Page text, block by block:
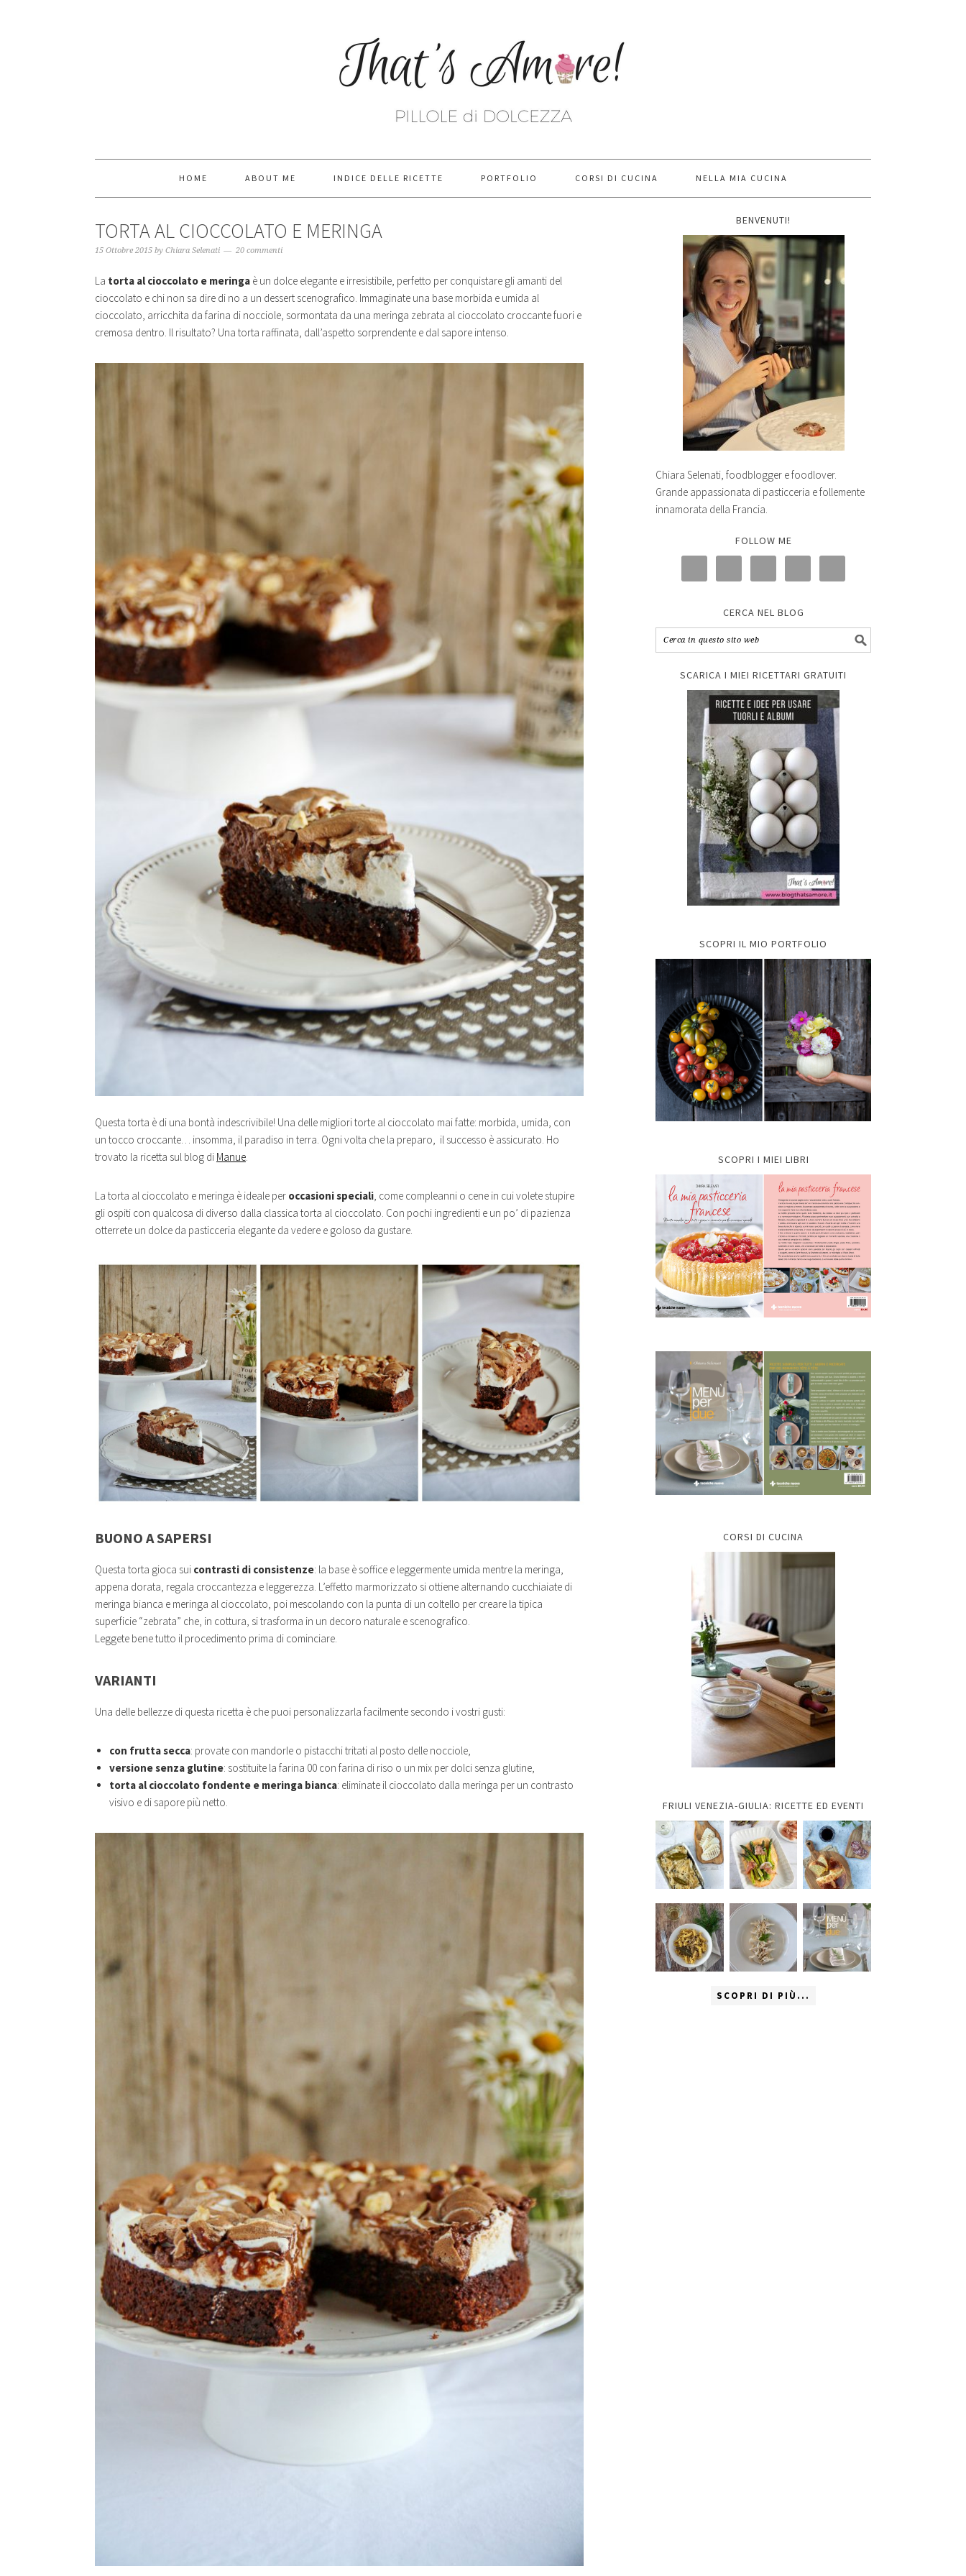
HOME ABOUT ME INDICE DELLE RICETTE PORTFOLIO CORSI DI CUCINA NELLA MIA CUCINA
TORTA AL CIOCCOLATO E MERINGA
15 Ottobre 2015 by Chiara Selenati 20 commenti
La torta al cioccolato e meringa è un dolce elegante e irresistibile, perfetto per conquistare gli amanti del
cioccolato e chi non sa dire di no a un dessert scenografico. Immaginate una base morbida e umida al
cioccolato, arricchita da farina di nocciole, sormontata da una meringa zebrata al cioccolato croccante fuori e
cremosa dentro. Il risultato? Una torta raffinata, dall’aspetto sorprendente e dal sapore intenso.
Questa torta è di una bontà indescrivibile! Una delle migliori torte al cioccolato mai fatte: morbida, umida, con
un tocco croccante… insomma, il paradiso in terra. Ogni volta che la preparo, il successo è assicurato. Ho
trovato la ricetta sul blog di Manue.
La torta al cioccolato e meringa è ideale per occasioni speciali, come compleanni o cene in cui volete stupire
gli ospiti con qualcosa di diverso dalla classica torta al cioccolato. Con pochi ingredienti e un po’ di pazienza
otterrete un dolce da pasticceria elegante da vedere e goloso da gustare.
BUONO A SAPERSI
Questa torta gioca sui contrasti di consistenze: la base è soffice e leggermente umida mentre la meringa,
appena dorata, regala croccantezza e leggerezza. L’effetto marmorizzato si ottiene alternando cucchiaiate di
meringa bianca e meringa al cioccolato, poi mescolando con la punta di un coltello per creare la tipica
superficie “zebrata” che, in cottura, si trasforma in un decoro naturale e scenografico.
Leggete bene tutto il procedimento prima di cominciare.
VARIANTI
Una delle bellezze di questa ricetta è che puoi personalizzarla facilmente secondo i vostri gusti:
con frutta secca: provate con mandorle o pistacchi tritati al posto delle nocciole,
versione senza glutine: sostituite la farina 00 con farina di riso o un mix per dolci senza glutine,
torta al cioccolato fondente e meringa bianca: eliminate il cioccolato dalla meringa per un contrasto
visivo e di sapore più netto.
BENVENUTI!
Chiara Selenati, foodblogger e foodlover.
Grande appassionata di pasticceria e follemente
innamorata della Francia.
FOLLOW ME
CERCA NEL BLOG
SCARICA I MIEI RICETTARI GRATUITI
SCOPRI IL MIO PORTFOLIO
SCOPRI I MIEI LIBRI
CORSI DI CUCINA
FRIULI VENEZIA-GIULIA: RICETTE ED EVENTI
SCOPRI DI PIÙ...